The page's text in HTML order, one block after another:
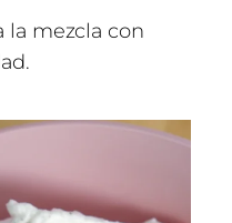
la mezcla con